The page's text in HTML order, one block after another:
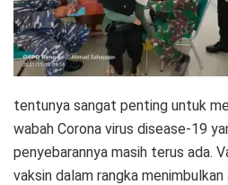
tentunya sangat penting untuk
wabah Corona virus disease-19
penyebarannya masih terus ada.
vaksin dalam rangka